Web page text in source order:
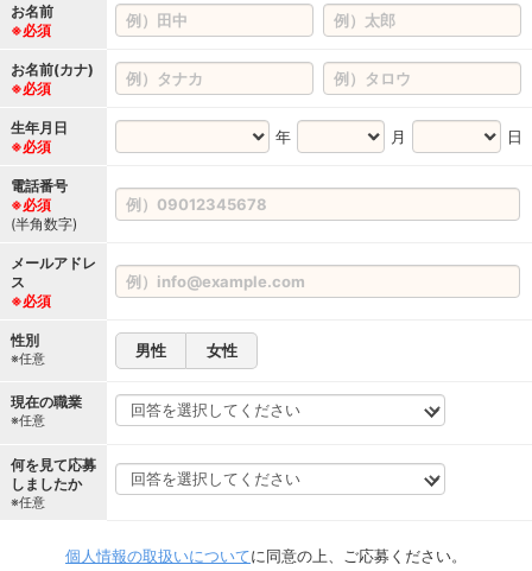
お名前
※必須
お名前(カナ)
※必須
生年月日
※必須
年 月 日
電話番号
※必須
(半角数字)
メールアドレ
ス
※必須
性別
※任意 男性 女性
現在の職業
※任意
何を見て応募
しましたか
※任意
個人情報の取扱いについてに同意の上、ご応募ください。